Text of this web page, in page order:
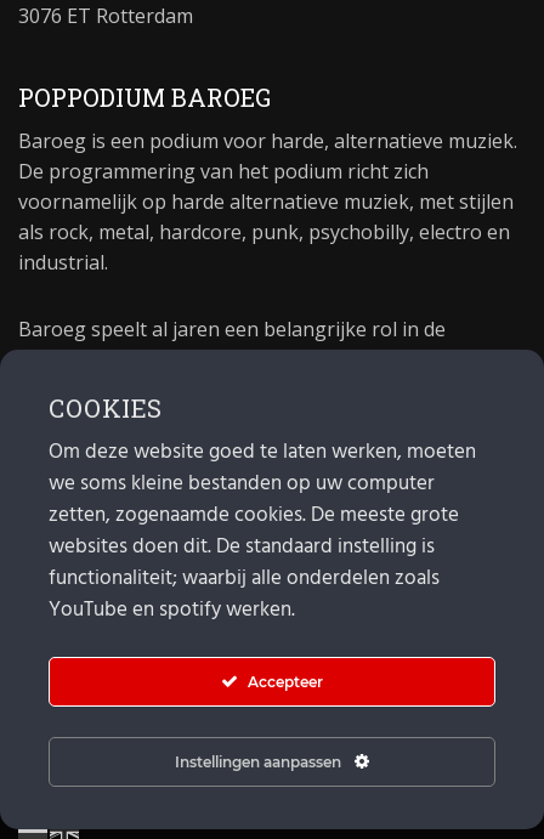
3076 ET Rotterdam
POPPODIUM BAROEG
Baroeg is een podium voor harde, alternatieve muziek.
De programmering van het podium richt zich
voornamelijk op harde alternatieve muziek, met stijlen
als rock, metal, hardcore, punk, psychobilly, electro en
industrial.
Baroeg speelt al jaren een belangrijke rol in de
poppodium 40 jaar.
MAIL
Algemeen: info@baroeg.nl
Bands & boeking: leon@baroeg.nl
Promotie & publiciteit: francis@baroeg.nl
COOKIES
Om deze website goed te laten werken, moeten
we soms kleine bestanden op uw computer
zetten, zogenaamde cookies. De meeste grote
websites doen dit. De standaard instelling is
functionaliteit; waarbij alle onderdelen zoals
YouTube en spotify werken.
Accepteer
Instellingen aanpassen